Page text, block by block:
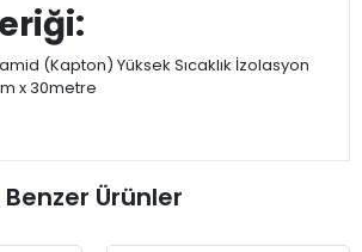
(Kapton) Yüksek Sıcaklık İzolasyon
x 30metre
Benzer Ürünler